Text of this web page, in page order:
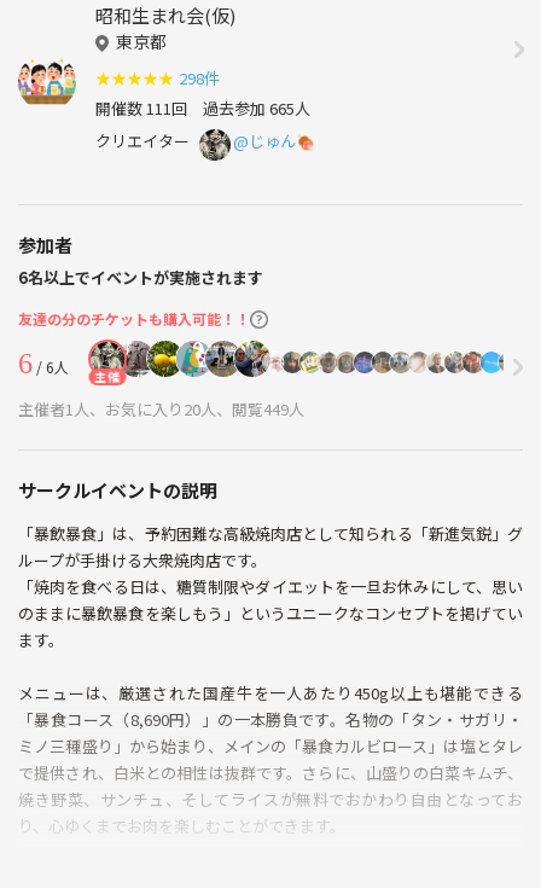
昭和生まれ会(仮)
東京都
★★★★★ 298件
開催数 111回 過去参加 665人
クリエイター
@じゅん🍖
参加者
6名以上でイベントが実施されます
友達の分のチケットも購入可能！！
6/ 6人 主催
主催者1人、お気に入り20人、閲覧449人
サークルイベントの説明
「暴飲暴食」は、予約困難な高級焼肉店として知られる「新進気鋭」グ
ループが手掛ける大衆焼肉店です。
「焼肉を食べる日は、糖質制限やダイエットを一旦お休みにして、思い
のままに暴飲暴食を楽しもう」というユニークなコンセプトを掲げてい
ます。
メニューは、厳選された国産牛を一人あたり450g以上も堪能できる
「暴食コース（8,690円）」の一本勝負です。名物の「タン・サガリ・
ミノ三種盛り」から始まり、メインの「暴食カルビロース」は塩とタレ
で提供され、白米との相性は抜群です。さらに、山盛りの白菜キムチ、
焼き野菜、サンチュ、そしてライスが無料でおかわり自由となってお
り、心ゆくまでお肉を楽しむことができます。